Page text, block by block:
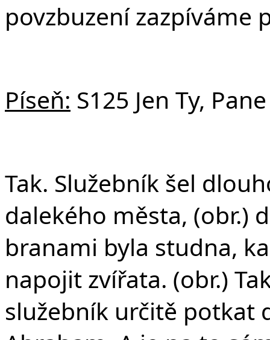
povzbuzení zazpíváme
Píseň: S125 Jen Ty,
Tak. Služebník šel
dalekého města, (obr.)
branami byla studna,
napojit zvířata. (obr.)
služebník určitě potkat